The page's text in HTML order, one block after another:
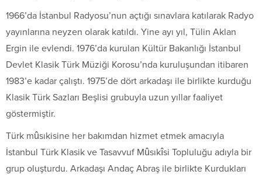
1966’da İstanbul Radyosu’nun açtığı sınavlara katılarak Radyo
yayınlarına neyzen olarak katıldı. Yine ayı yıl, Tülin Aklan
Ergin ile evlendi. 1976’da kurulan Kültür Bakanlığı İstanbul
Devlet Klasik Türk Müziği Korosu’nda kuruluşundan itibaren
1983’e kadar çalıştı. 1975’de dört arkadaşı ile birlikte kurduğu
Klasik Türk Sazları Beşlisi grubuyla uzun yıllar faaliyet
göstermiştir.
Türk mûsıkisine her bakımdan hizmet etmek amacıyla
İstanbul Türk Klasik ve Tasavvuf Mûsıkîsi Topluluğu adıyla bir
grup oluşturdu. Arkadaşı Andaç Abraş ile birlikte Kurdukları